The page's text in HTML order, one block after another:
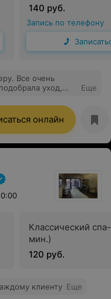
140 руб.
Запись по телефону
Все очень
уход,
Еще
онлайн
Классический
мин.)
120 руб.
клиенту Еще